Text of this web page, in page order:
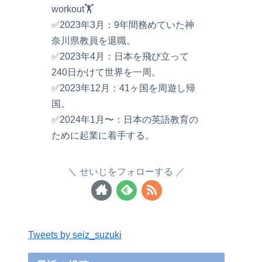
workout🏋️
✅2023年3月：9年間務めていた神
奈川県教員を退職。
✅2023年4月：日本を飛び立って
240日かけて世界を一周。
✅2023年12月：41ヶ国を周遊し帰
国。
✅2024年1月〜：日本の英語教育の
ために起業に着手する。
せいじをフォローする
Tweets by seiz_suzuki